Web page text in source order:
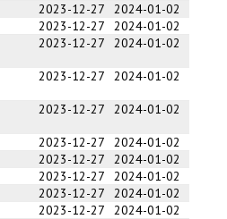
2023-12-27
2024-01-02
2023-12-27
2024-01-02
2023-12-27 2024-01-02
2023-12-27 2024-01-02
2023-12-27 2024-01-02
2023-12-27
2024-01-02
2023-12-27
2024-01-02
2023-12-27
2024-01-02
2023-12-27
2024-01-02
2023-12-27 2024-01-02